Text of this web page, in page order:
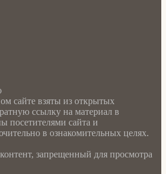
сайте взяты из открытых
ссылку на материал в
посетителями сайта и
в ознакомительных целях.
запрещенный для просмотра